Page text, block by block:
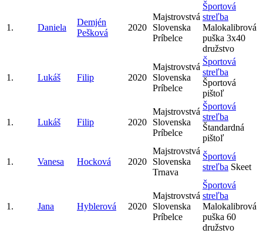
1. Daniela
Demjén
Pešková
2020
Majstrovstvá
Slovenska
Príbelce
Športová
streľba
Malokalibrová
puška 3x40
družstvo
1. Lukáš Filip 2020
Majstrovstvá
Slovenska
Príbelce
Športová
streľba
Športová
pištoľ
1. Lukáš Filip 2020
Majstrovstvá
Slovenska
Príbelce
Športová
streľba
Štandardná
pištoľ
1. Vanesa Hocková 2020
Majstrovstvá
Slovenska
Trnava
Športová
streľba Skeet
1. Jana Hyblerová 2020
Majstrovstvá
Slovenska
Príbelce
Športová
streľba
Malokalibrová
puška 60
družstvo